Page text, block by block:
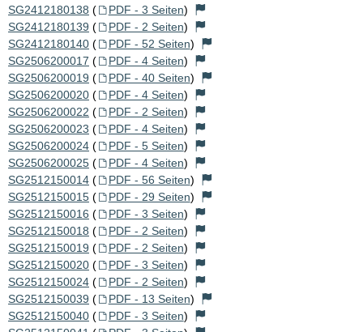
SG2412180138 ( PDF - 3 Seiten)
SG2412180139 ( PDF - 2 Seiten)
SG2412180140 ( PDF - 52 Seiten)
SG2506200017 ( PDF - 4 Seiten)
SG2506200019 ( PDF - 40 Seiten)
SG2506200020 ( PDF - 4 Seiten)
SG2506200022 ( PDF - 2 Seiten)
SG2506200023 ( PDF - 4 Seiten)
SG2506200024 ( PDF - 5 Seiten)
SG2506200025 ( PDF - 4 Seiten)
SG2512150014 ( PDF - 56 Seiten)
SG2512150015 ( PDF - 29 Seiten)
SG2512150016 ( PDF - 3 Seiten)
SG2512150018 ( PDF - 2 Seiten)
SG2512150019 ( PDF - 2 Seiten)
SG2512150020 ( PDF - 3 Seiten)
SG2512150024 ( PDF - 2 Seiten)
SG2512150039 ( PDF - 13 Seiten)
SG2512150040 ( PDF - 3 Seiten)